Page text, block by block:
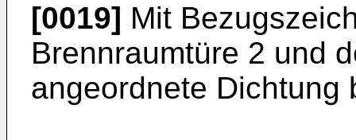
[0019] Mit
Brennraumtüre 2 und
angeordnete Dichtung